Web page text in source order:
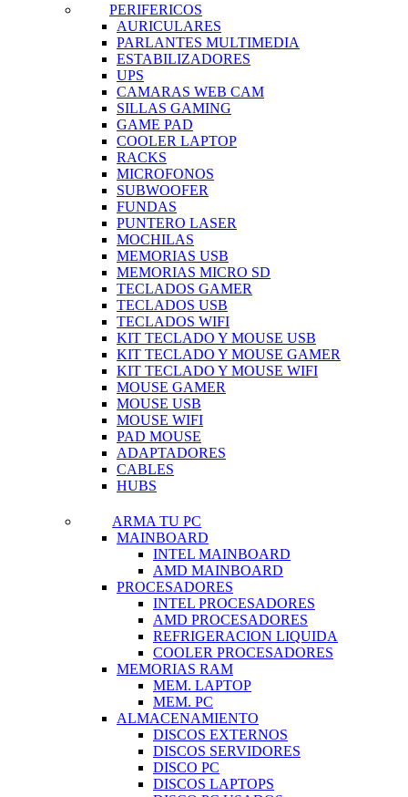
PERIFERICOS
AURICULARES
PARLANTES MULTIMEDIA
ESTABILIZADORES
UPS
CAMARAS WEB CAM
SILLAS GAMING
GAME PAD
COOLER LAPTOP
RACKS
MICROFONOS
SUBWOOFER
FUNDAS
PUNTERO LASER
MOCHILAS
MEMORIAS USB
MEMORIAS MICRO SD
TECLADOS GAMER
TECLADOS USB
TECLADOS WIFI
KIT TECLADO Y MOUSE USB
KIT TECLADO Y MOUSE GAMER
KIT TECLADO Y MOUSE WIFI
MOUSE GAMER
MOUSE USB
MOUSE WIFI
PAD MOUSE
ADAPTADORES
CABLES
HUBS
ARMA TU PC
MAINBOARD
INTEL MAINBOARD
AMD MAINBOARD
PROCESADORES
INTEL PROCESADORES
AMD PROCESADORES
REFRIGERACION LIQUIDA
COOLER PROCESADORES
MEMORIAS RAM
MEM. LAPTOP
MEM. PC
ALMACENAMIENTO
DISCOS EXTERNOS
DISCOS SERVIDORES
DISCO PC
DISCOS LAPTOPS